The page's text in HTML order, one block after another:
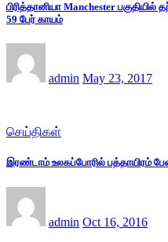
பிரித்தானியா Manchester
59 பேர் காயம்
admin May 23, 2017
செய்திகள்
இரண்டாம் உலகப்போரில் பத்தாயிரம்
admin Oct 16, 2016